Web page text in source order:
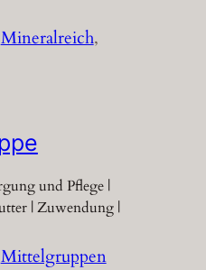
Mineralreich
und Pflege |
| Zuwendung |
Mittelgruppen